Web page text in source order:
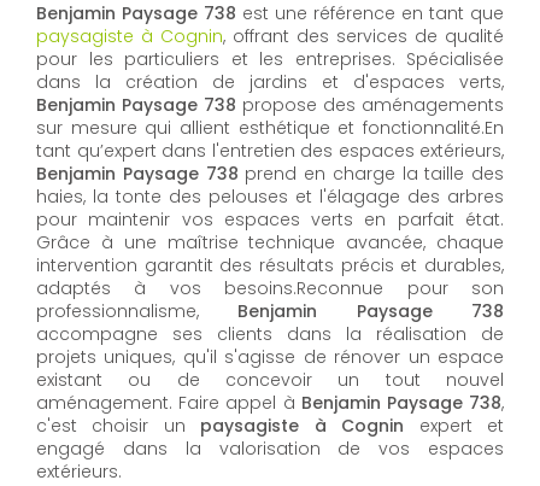
Benjamin Paysage 738 est une référence en tant que
paysagiste à Cognin, offrant des services de qualité
pour les particuliers et les entreprises. Spécialisée
dans la création de jardins et d'espaces verts,
Benjamin Paysage 738 propose des aménagements
sur mesure qui allient esthétique et fonctionnalité.En
tant qu’expert dans l'entretien des espaces extérieurs,
Benjamin Paysage 738 prend en charge la taille des
haies, la tonte des pelouses et l'élagage des arbres
pour maintenir vos espaces verts en parfait état.
Grâce à une maîtrise technique avancée, chaque
intervention garantit des résultats précis et durables,
adaptés à vos besoins.Reconnue pour son
professionnalisme, Benjamin Paysage 738
accompagne ses clients dans la réalisation de
projets uniques, qu'il s'agisse de rénover un espace
existant ou de concevoir un tout nouvel
aménagement. Faire appel à Benjamin Paysage 738,
c'est choisir un paysagiste à Cognin expert et
engagé dans la valorisation de vos espaces
extérieurs.